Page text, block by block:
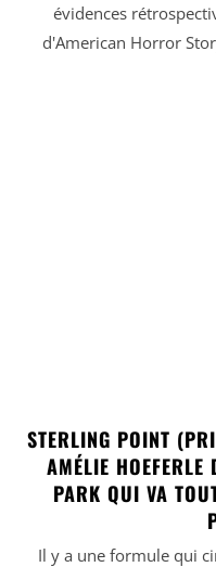
évidences
d'American Horror
STERLING POINT
AMÉLIE HOEFERLE
PARK QUI VA
Il y a une formule qui